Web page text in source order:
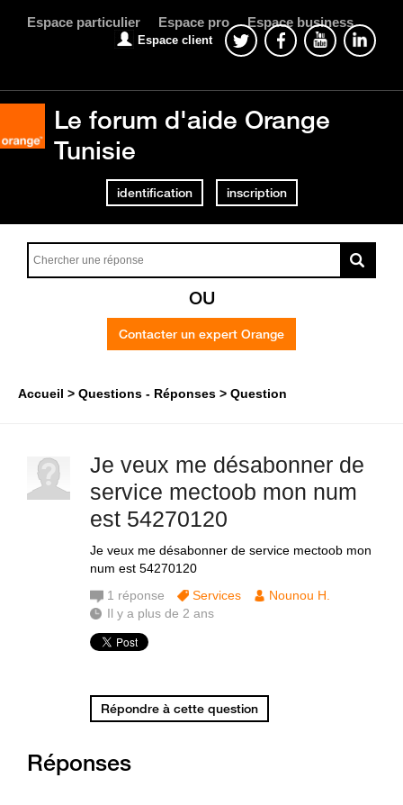
Espace particulier Espace pro Espace business
Espace client
Le forum d'aide Orange
Tunisie
identification inscription
OU
Contacter un expert Orange
Accueil Questions - Réponses Question
Je veux me désabonner de
service mectoob mon num
est 54270120
Je veux me désabonner de service mectoob mon
num est 54270120
1 réponse Services
Nounou H.
Il y a plus de 2 ans
Répondre à cette question
Réponses